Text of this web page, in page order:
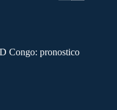
Congo: pronostico